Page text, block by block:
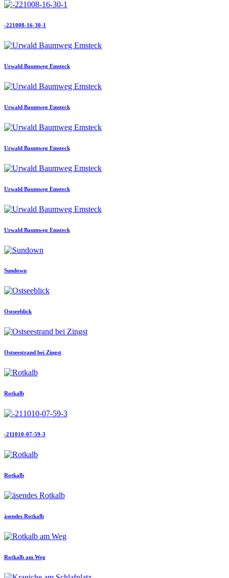
-221008-16-30-1
Urwald Baumweg Emsteck
Urwald Baumweg Emsteck
Urwald Baumweg Emsteck
Urwald Baumweg Emsteck
Urwald Baumweg Emsteck
Sundown
Ostseeblick
Ostseestrand bei Zingst
Rotkalb
-211010-07-59-3
Rotkalb
äsendes Rotkalb
Rotkalb am Weg